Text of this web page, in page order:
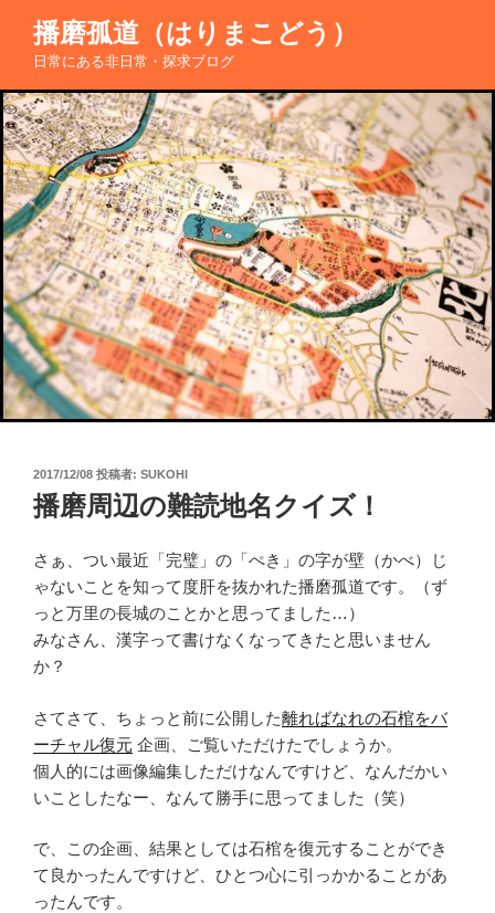
ン
ツ
へ
ス
キ
ッ
プ
播磨孤道（はりまこどう）
日常にある非日常・探求ブログ
投
稿
日:
2017/12/08 投稿者: SUKOHI
播磨周辺の難読地名クイズ！
さぁ、つい最近「完璧」の「ぺき」の字が壁（かべ）じ
ゃないことを知って度肝を抜かれた播磨孤道です。（ず
っと万里の長城のことかと思ってました…）
みなさん、漢字って書けなくなってきたと思いません
か？
さてさて、ちょっと前に公開した離ればなれの石棺をバ
ーチャル復元 企画、ご覧いただけたでしょうか。
個人的には画像編集しただけなんですけど、なんだかい
いことしたなー、なんて勝手に思ってました（笑）
で、この企画、結果としては石棺を復元することができ
て良かったんですけど、ひとつ心に引っかかることがあ
ったんです。